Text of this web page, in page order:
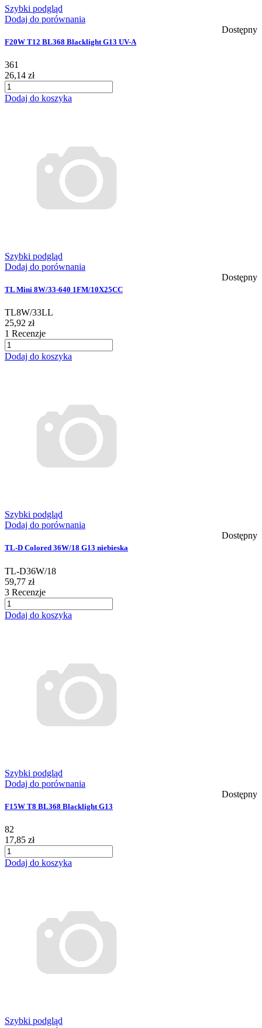
Szybki podgląd
Dodaj do porównania
Dostępny
F20W T12 BL368 Blacklight G13 UV-A
361
26,14 zł
Dodaj do koszyka
Szybki podgląd
Dodaj do porównania
Dostępny
TL Mini 8W/33-640 1FM/10X25CC
TL8W/33LL
25,92 zł
1 Recenzje
Dodaj do koszyka
Szybki podgląd
Dodaj do porównania
Dostępny
TL-D Colored 36W/18 G13 niebieska
TL-D36W/18
59,77 zł
3 Recenzje
Dodaj do koszyka
Szybki podgląd
Dodaj do porównania
Dostępny
F15W T8 BL368 Blacklight G13
82
17,85 zł
Dodaj do koszyka
Szybki podgląd